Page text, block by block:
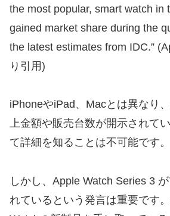
the most popular, smart watch in
gained market share during the
the latest estimates from IDC.”
り引用)
iPhoneやiPad、Macとは異なり
上金額や販売台数が開示されて
て詳細を知ることは不可能です。
しかし、Apple Watch Series 3
れているという発言は重要です